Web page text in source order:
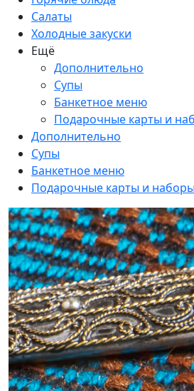
Салаты
Холодные закуски
Ещё
Дополнительно
Супы
Банкетное меню
Подарочные карты и
Дополнительно
Супы
Банкетное меню
Подарочные карты и наборы